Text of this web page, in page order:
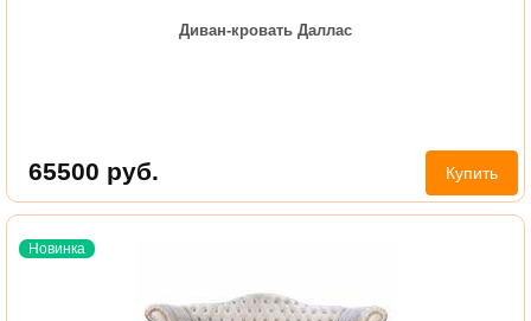
Диван-кровать Даллас
65500 руб. Купить
Новинка